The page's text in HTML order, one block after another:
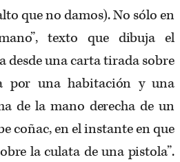
que no damos). No sólo en
texto que dibuja el
desde una carta tirada sobre
por una habitación y una
de la mano derecha de un
coñac, en el instante en que
la culata de una pistola”.